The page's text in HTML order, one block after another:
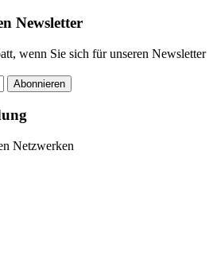
Newsletter
wenn Sie sich für unseren Newsletter
Abonnieren
Netzwerken